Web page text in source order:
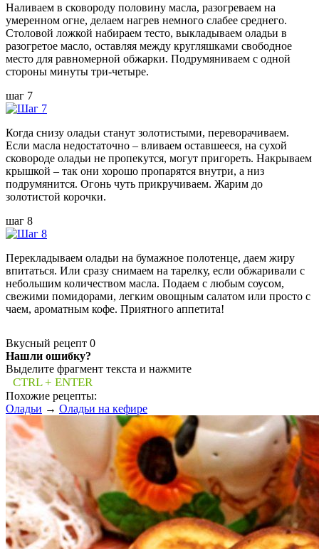
Наливаем в сковороду половину масла, разогреваем на
умеренном огне, делаем нагрев немного слабее среднего.
Столовой ложкой набираем тесто, выкладываем оладьи в
разогретое масло, оставляя между кругляшками свободное
место для равномерной обжарки. Подрумяниваем с одной
стороны минуты три-четыре.
шаг 7
Когда снизу оладьи станут золотистыми, переворачиваем.
Если масла недостаточно – вливаем оставшееся, на сухой
сковороде оладьи не пропекутся, могут пригореть. Накрываем
крышкой – так они хорошо пропарятся внутри, а низ
подрумянится. Огонь чуть прикручиваем. Жарим до
золотистой корочки.
шаг 8
Перекладываем оладьи на бумажное полотенце, даем жиру
впитаться. Или сразу снимаем на тарелку, если обжаривали с
небольшим количеством масла. Подаем с любым соусом,
свежими помидорами, легким овощным салатом или просто с
чаем, ароматным кофе. Приятного аппетита!
Вкусный рецепт 0
Нашли ошибку?
Выделите фрагмент текста и нажмите
CTRL + ENTER
Похожие рецепты:
Оладьи → Оладьи на кефире